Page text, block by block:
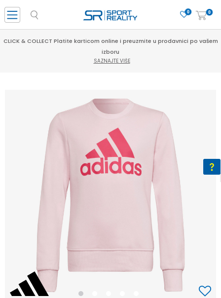
0
0
CLICK & COLLECT Platite karticom online i preuzmite u prodavnici po vašem
izboru
SAZNAJTE VIŠE
1